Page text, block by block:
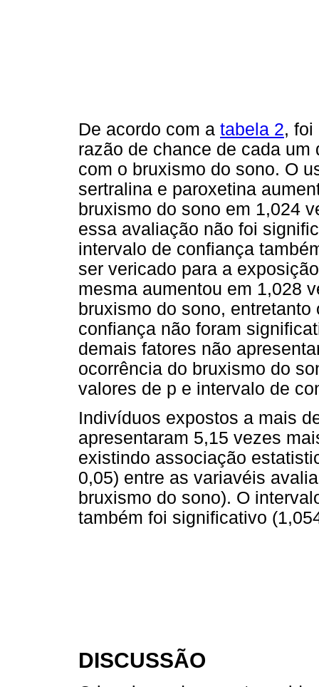
De acordo com a tabela 2, foi
razão de chance de cada
com o bruxismo do sono. O
sertralina e paroxetina
bruxismo do sono em 1,024
essa avaliação não foi
intervalo de confiança
ser vericado para a
mesma aumentou em 1,028
bruxismo do sono,
confiança não foram
demais fatores não
ocorrência do bruxismo do
valores de p e intervalo de
Indivíduos expostos a mais
apresentaram 5,15 vezes
existindo associação
0,05) entre as variavéis
bruxismo do sono). O
também foi significativo
DISCUSSÃO